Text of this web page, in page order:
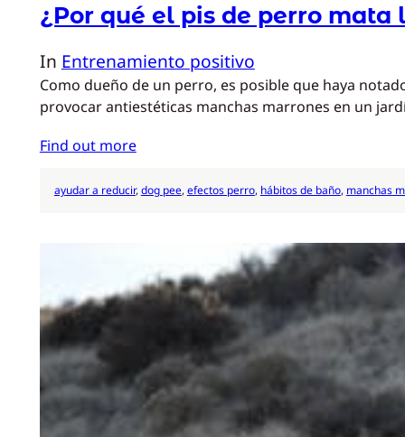
¿Por qué el pis de perro mata
In Entrenamiento positivo
Como dueño de un perro, es posible que haya
provocar antiestéticas manchas marrones en un
Find out more
ayudar a reducir, dog pee, efectos perro, hábitos de baño, manchas